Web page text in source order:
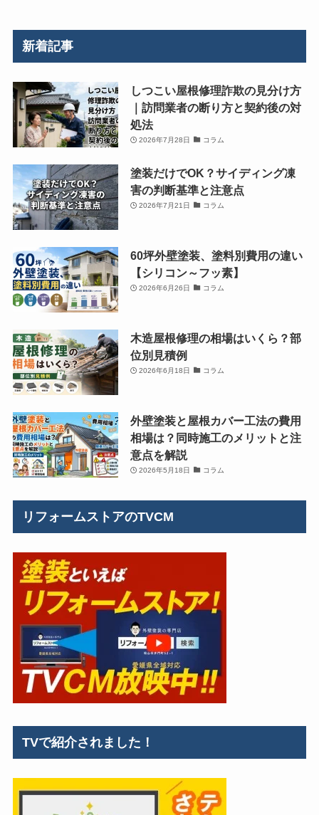
新着記事
しつこい屋根修理詐欺の見分け方
｜訪問業者の断り方と契約後の対
処法
2026年7月28日 コラム
塗装だけでOK？サイディング凍
害の判断基準と注意点
2026年7月21日 コラム
60坪外壁塗装、塗料別費用の違い
【シリコン～フッ素】
2026年6月26日 コラム
木造屋根修理の相場はいくら？部
位別見積例
2026年6月18日 コラム
外壁塗装と屋根カバー工法の費用
相場は？同時施工のメリットと注
意点を解説
2026年5月18日 コラム
リフォームストアのTVCM
TVで紹介されました！